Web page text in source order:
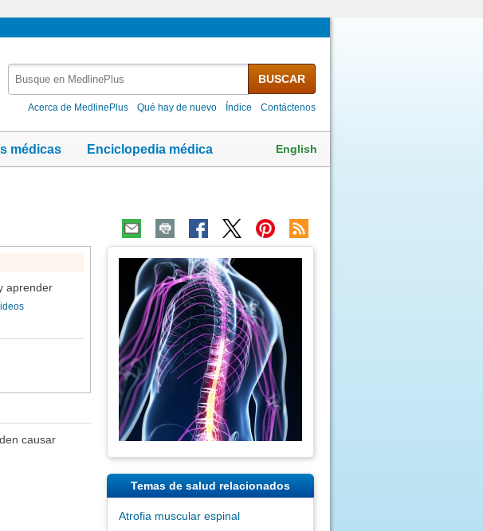
MedlinePlus
BUSCAR
Acerca de MedlinePlus Qué hay de nuevo Índice Contáctenos
médicas Enciclopedia médica English
aprender
causar
Tema
Imagen
Temas de salud relacionados
Atrofia muscular espinal